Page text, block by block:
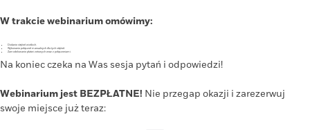
W trakcie webinariumomówimy:
Dodanie stężeń wiotkich.
Wykonanie połączeń manualnych dla tych stężeń.
Zamodelowanie płatwi zetowych wraz z połączeniami.
Na koniec czeka na Was sesja pytań i odpowiedzi!
Webinarium jest BEZPŁATNE! Nie przegap okazji i zarezerwuj
swoje miejsce już teraz: